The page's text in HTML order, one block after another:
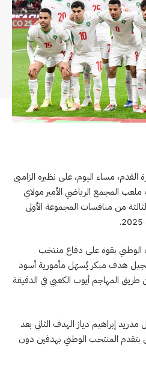
القدم، مساء اليوم، على نظيره الزامبي
المجمع الرياضي الأمير مولاي
من منافسات المجموعة الأولى
الوطني بقوة على دفاع منتخب
هدف مبكر يُسهّل مأمورية أسود
المهاجم أيوب الكعبي في الدقيقة
نجم ريال مدريد إبراهيم دياز الهدف الثاني بعد
بتقدم المنتخب الوطني بهدفين دون